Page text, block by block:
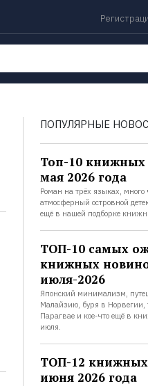
ПОПУЛЯРНЫЕ
Топ-10 книжных
мая 2026 года
Роман на трёх языках, много
атмосферный островной
ещё в нашей подборке
ТОП-10 самых
книжных
июля-2026
Японский минимализм,
Малайзию, буря в Норвегии,
Парагвае и кое-что ещё в
июля.
ТОП-12
июня 2026 года